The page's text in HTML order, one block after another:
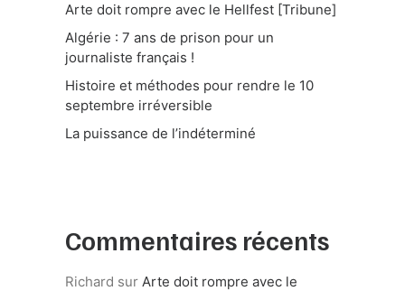
Arte doit rompre avec le Hellfest [Tribune]
Algérie : 7 ans de prison pour un
journaliste français !
Histoire et méthodes pour rendre le 10
septembre irréversible
La puissance de l’indéterminé
Commentaires récents
Richard sur Arte doit rompre avec le